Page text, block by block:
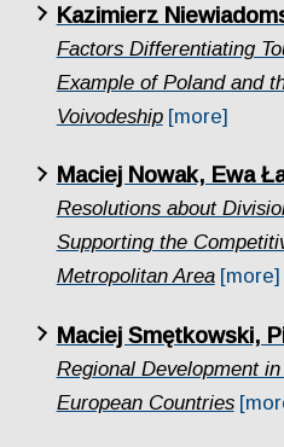
Kazimierz
Factors Differentiating
Example of Poland and
Voivodeship [more]
Maciej Nowak, Ewa
Resolutions about
Supporting the
Metropolitan Area [more]
Maciej Smętkowski,
Regional Development
European Countries